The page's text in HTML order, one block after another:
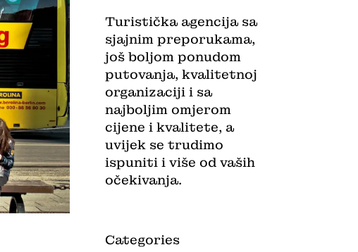
Turistička agencija sa
sjajnim preporukama,
još boljom ponudom
putovanja, kvalitetnoj
organizaciji i sa
najboljim omjerom
cijene i kvalitete, a
uvijek se trudimo
ispuniti i više od vaših
očekivanja.
Categories